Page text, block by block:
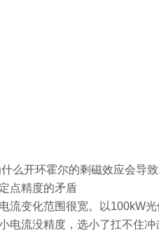
么开环霍尔的剩磁效应会导
点精度的矛盾
流变化范围很宽。以100kW
电流没精度，选小了扛不住冲